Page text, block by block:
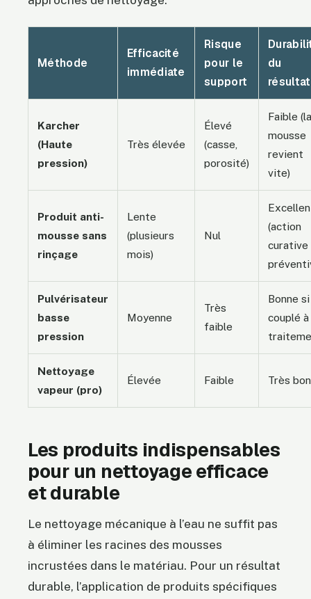
Méthode
Efficacité
immédiate
Risque
pour le
support
du
résultat
Karcher
(Haute
pression)
Très élevée
Élevé
(casse,
porosité)
Faible (la
mousse
revient
vite)
Produit anti-
mousse sans
rinçage
Lente
(plusieurs
mois)
Nul
(action
Pulvérisateur
basse
pression
Moyenne
Très
faible
Bonne si
couplé à
Nettoyage
vapeur (pro)
Élevée Faible Très
Les produits indispensables
pour un nettoyage efficace
et durable
Le nettoyage mécanique à l’eau ne suffit pas
à éliminer les racines des mousses
incrustées dans le matériau. Pour un résultat
durable, l’application de produits spécifiques